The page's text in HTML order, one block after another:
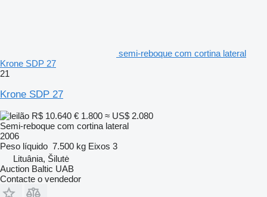
semi-reboque com cortina lateral
Krone SDP 27
21
Krone SDP 27
R$ 10.640 € 1.800 ≈ US$ 2.080
Semi-reboque com cortina lateral
2006
Peso líquido 7.500 kg Eixos 3
Lituânia, Šilutė
Auction Baltic UAB
Contacte o vendedor